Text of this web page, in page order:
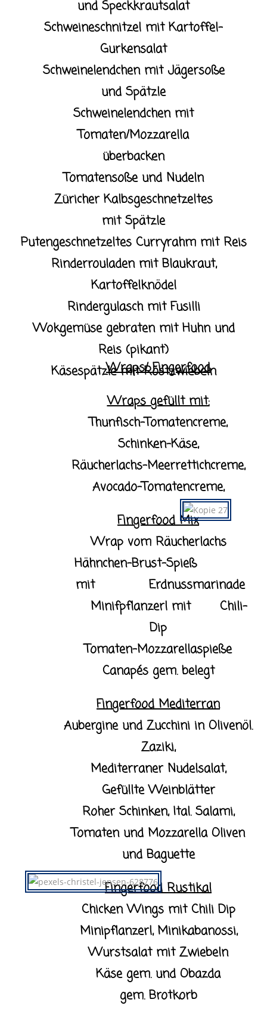
und Speckkrautsalat
Schweineschnitzel mit Kartoffel-
Gurkensalat
Schweinelendchen mit Jägersoße
und Spätzle
Schweinelendchen mit
Tomaten/Mozzarella
überbacken
Tomatensoße und Nudeln
Züricher Kalbsgeschnetzeltes
mit Spätzle
Putengeschnetzeltes Curryrahm mit Reis
Rinderrouladen mit Blaukraut,
Kartoffelknödel
Rindergulasch mit Fusilli
Wokgemüse gebraten mit Huhn und
Reis (pikant)
Käsespätzle mit Röstzwiebeln
Wraps/ Fingerfood
Wraps gefüllt mit:
Thunfisch-Tomatencreme,
Schinken-Käse,
Räucherlachs-Meerrettichcreme,
Avocado-Tomatencreme,
Fingerfood Mix
Wrap vom Räucherlachs
Hähnchen-Brust-Spieß
mit Erdnussmarinade
Minifpflanzerl mit Chili-
Dip
Tomaten-Mozzarellaspieße
Canapés gem. belegt
Fingerfood Mediterran
Aubergine und Zucchini in Olivenöl.
Zaziki,
Mediterraner Nudelsalat,
Gefüllte Weinblätter
Roher Schinken, Ital. Salami,
Tomaten und Mozzarella Oliven
und Baguette
Fingerfood Rustikal
Chicken Wings mit Chili Dip
Minipflanzerl, Minikabanossi,
Wurstsalat mit Zwiebeln
Käse gem. und Obazda
gem. Brotkorb